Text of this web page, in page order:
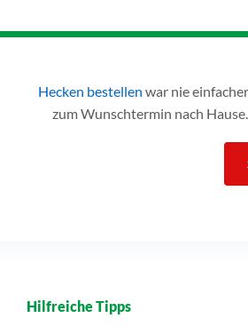
Hecken bestellen war nie
zum Wunschtermin nach
Hilfreiche Tipps